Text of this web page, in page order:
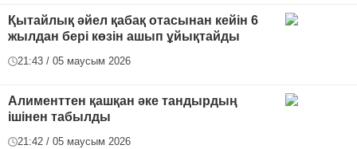
Қытайлық әйел қабақ отасынан кейін 6
жылдан бері көзін ашып ұйықтайды
21:43 / 05 маусым 2026
Алименттен қашқан әке тандырдың
ішінен табылды
21:42 / 05 маусым 2026